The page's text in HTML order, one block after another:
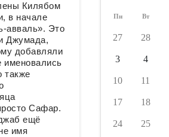
Килябом
в начале
авваль». Это
Джумада,
добавляли
именовались
также
Сафар.
ещё
имя
Пн Вт
27 28
3 4
10 11
17 18
24 25